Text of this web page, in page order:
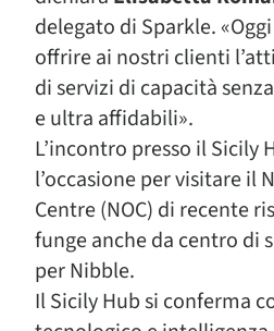
delegato di Sparkle.
offrire ai nostri clienti
di servizi di capacità
e ultra affidabili».
L’incontro presso il Sicily
l’occasione per visitare il
Centre (NOC) di recente
funge anche da centro di
per Nibble.
Il Sicily Hub si conferma